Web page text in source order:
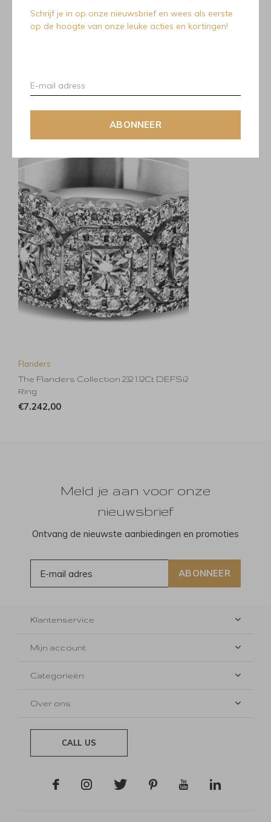
Schrijf je in op onze nieuwsbrief en wees als eerste
op de hoogte van onze leuke acties en kortingen!
ABONNEER
The Flanders Collection 232 1.12Ct DEFSi2
Ring.
Flanders
The Flanders Collection 232 1.12Ct DEFSi2
Ring
€7.242,00
Meld je aan voor onze
nieuwsbrief
Ontvang de nieuwste aanbiedingen en promoties
ABONNEER
Klantenservice
Mijn account
Categorieën
Over ons
CALL US